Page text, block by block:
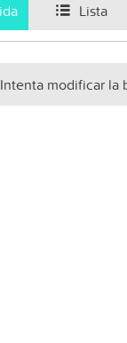
Lista
modificar la